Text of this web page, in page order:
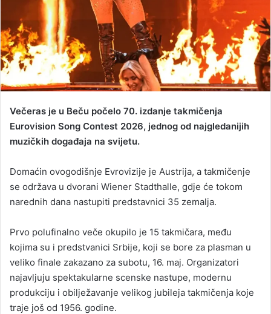
Večeras je u Beču počelo 70. izdanje takmičenja
Eurovision Song Contest 2026, jednog od najgledanijih
muzičkih događaja na svijetu.
Domaćin ovogodišnje Evrovizije je Austrija, a takmičenje
se održava u dvorani Wiener Stadthalle, gdje će tokom
narednih dana nastupiti predstavnici 35 zemalja.
Prvo polufinalno veče okupilo je 15 takmičara, među
kojima su i predstvanici Srbije, koji se bore za plasman u
veliko finale zakazano za subotu, 16. maj. Organizatori
najavljuju spektakularne scenske nastupe, modernu
produkciju i obilježavanje velikog jubileja takmičenja koje
traje još od 1956. godine.